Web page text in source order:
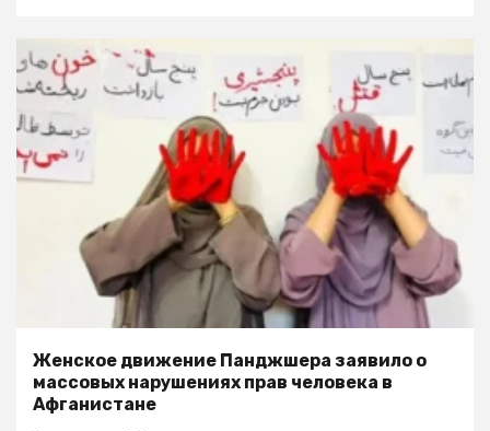
Женское движение Панджшера заявило о
массовых нарушениях прав человека в
Афганистане